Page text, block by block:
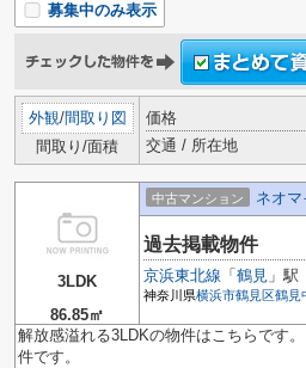
募集中のみ表示
外観/間取り図
間取り/面積
価格
交通 / 所在地
3LDK
86.85㎡
中古マンション ネオ
過去掲載物件
京浜東北線 「 鶴見 」駅
神奈川県横浜市鶴見区鶴見
解放感溢れる3LDKの物件はこちらです
件です。